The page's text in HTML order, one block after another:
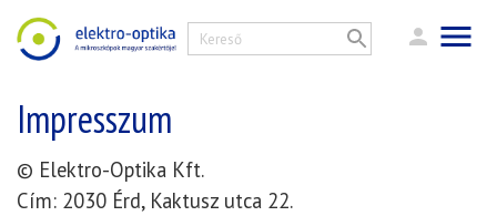
Impresszum
© Elektro-Optika Kft.
Cím: 2030 Érd, Kaktusz utca 22.